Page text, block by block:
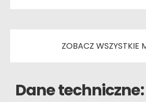
ZOBACZ WSZYSTKIE
Dane techniczne: